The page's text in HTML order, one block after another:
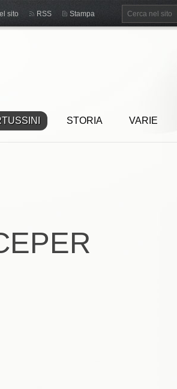
STORIA VARIE
sito RSS Stampa